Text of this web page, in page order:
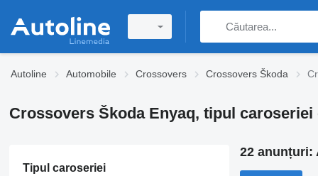
Autoline Automobile Crossovers Crossovers Škoda
Crossovers Škoda Enyaq, tipul
Tipul caroseriei
22 anunțuri: